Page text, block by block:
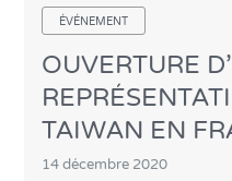
ÉVÉNEMENT
OUVERTURE
TAIWAN EN
14 décembre 2020